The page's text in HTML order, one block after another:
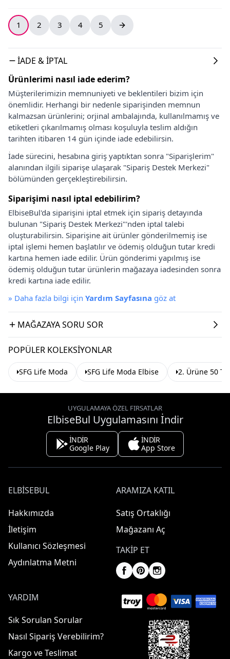
1 2 3 4 5
İADE & İPTAL
Ürünlerimi nasıl iade ederim?
Müşterilerimizin memnuniyeti ve beklentileri bizim için
önemlidir. Herhangi bir nedenle siparişinden memnun
kalmazsan ürünlerini; orjinal ambalajında, kullanılmamış ve
etiketleri çıkarılmamış olması koşuluyla teslim aldığın
tarihten itibaren 14 gün içinde iade edebilirsin.
İade sürecini, hesabına giriş yaptıktan sonra "Siparişlerim"
alanından ilgili siparişe ulaşarak "Sipariş Destek Merkezi"
bölümünden gerçekleştirebilirsin.
Siparişimi nasıl iptal edebilirim?
ElbiseBul'da siparişini iptal etmek için sipariş detayında
bulunan "Sipariş Destek Merkezi"'nden iptal talebi
oluşturabilirsin. Siparişine ait ürünler gönderilmemiş ise
iptal işlemi hemen başlatılır ve ödemiş olduğun tutar kredi
kartına hemen iade edilir. Ürün gönderimi yapılmış ise
ödemiş olduğun tutar ürünlerin mağazaya iadesinden sonra
kredi kartına iade edilir.
» Daha fazla bilgi için Yardım Sayfasına göz at
MAĞAZAYA SORU SOR
POPÜLER KOLEKSIYONLAR
SFG Life Moda SFG Life Moda Elbise 2. Ürüne 50
UYGULAMAYA ÖZEL FIRSATLAR
ElbiseBul Uygulamasını İndir
İNDİR
Google Play
İNDİR
App Store
ELBISEBUL
Hakkımızda
İletişim
Kullanıcı Sözleşmesi
Aydınlatma Metni
ARAMIZA KATIL
Satış Ortaklığı
Mağazanı Aç
TAKIP ET
YARDIM
Sık Sorulan Sorular
Nasıl Sipariş Verebilirim?
Kargo ve Teslimat